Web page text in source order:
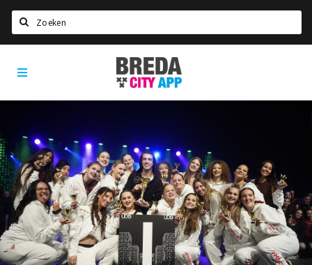
Home
Agenda
Party pics
Nieuws, interviews & blogs
Eten
Drinken
Slapen
Breda
City
App